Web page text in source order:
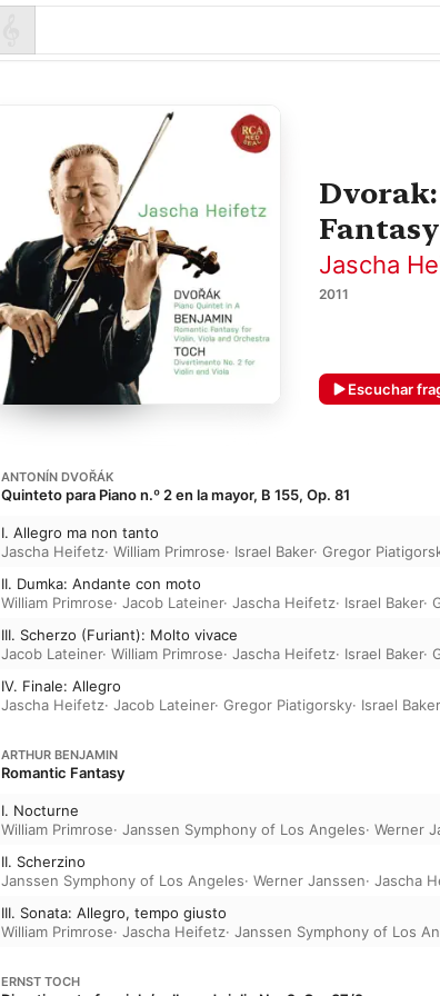
Jascha
2011
Escuchar
ANTONÍN DVOŘÁK
Quinteto para Piano n.º 2 en la mayor, B 155, Op. 81
I. Allegro ma non tanto
Jascha Heifetz· William Primrose· Israel Baker· Gregor
II. Dumka: Andante con moto
William Primrose· Jacob Lateiner· Jascha Heifetz· Israel Baker·
III. Scherzo (Furiant): Molto vivace
Jacob Lateiner· William Primrose· Jascha Heifetz· Israel Baker·
IV. Finale: Allegro
Jascha Heifetz· Jacob Lateiner· Gregor Piatigorsky· Israel Baker
ARTHUR BENJAMIN
Romantic Fantasy
I. Nocturne
William Primrose· Janssen Symphony of Los Angeles· Werner
II. Scherzino
Janssen Symphony of Los Angeles· Werner Janssen· Jascha
III. Sonata: Allegro, tempo giusto
William Primrose· Jascha Heifetz· Janssen Symphony of Los
ERNST TOCH